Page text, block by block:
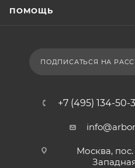
ПОМОЩЬ
ПОДПИСАТЬСЯ НА
+7 (495) 134-50-
Москва,